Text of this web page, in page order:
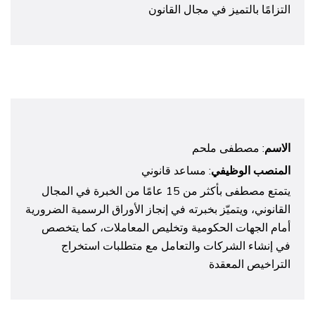
التزامًا بالتميز في مجال القانون
الاسم: مصطفى ملحم
المنصب الوظيفي: مساعد قانوني
يتمتع مصطفى بأكثر من 15 عامًا من الخبرة في المجال
القانوني، ويتميّز بخبرته في إنجاز الأوراق الرسمية الضرورية
أمام الجهات الحكومية وتخليص المعاملات، كما يتخصص
في إنشاء الشركات والتعامل مع متطلبات استخراج
التراخيص المعقدة